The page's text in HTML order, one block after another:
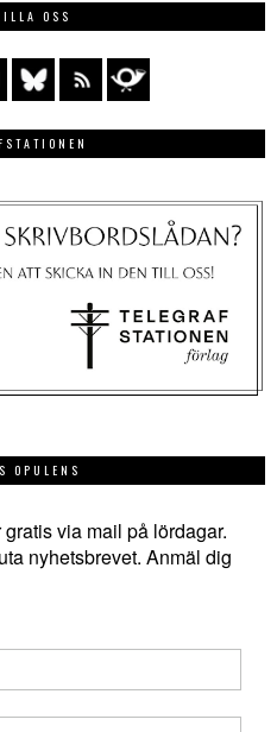
OSS
OPULENS
via mail på lördagar.
nyhetsbrevet. Anmäl dig